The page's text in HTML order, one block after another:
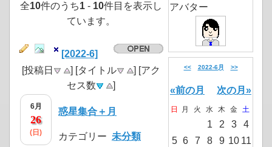
全10件のうち1 - 10件目を表示し
ています。
[2022-6]
[投稿日
] [タイトル
] [アク
セス数
]
6月
26
(日)
惑星集合＋月
カテゴリー 未分類
アバター
<< 2022-6月 >>
«前の月 次の月»
日 月 火 水 木 金 土
1 2 3
4
5 6 7 8 9 10 11